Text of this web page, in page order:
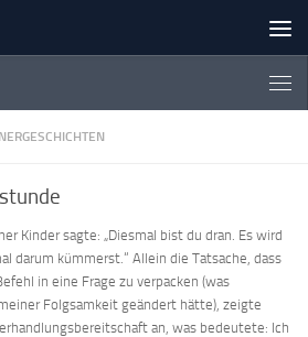
Kinder sagte: „Diesmal bist du dran. Es wird
darum kümmerst.“ Allein die Tatsache, dass
in eine Frage zu verpacken (was
Folgsamkeit geändert hätte), zeigte
an, was bedeutete: Ich